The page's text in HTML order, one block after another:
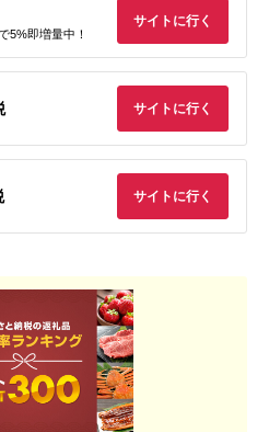
5%即増量中！
サイトに行く
サイトに行く
サイトに行く